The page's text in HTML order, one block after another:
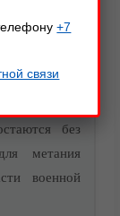
ножи
без
метания
военной
+7
связи